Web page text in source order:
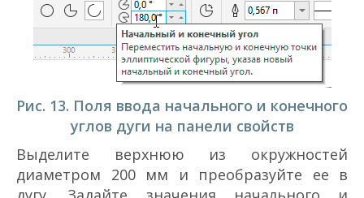
Рис. 13. Поля ввода начального и конечного
углов дуги на панели свойств
Выделите верхнюю из окружностей
диаметром 200 мм и преобразуйте ее в